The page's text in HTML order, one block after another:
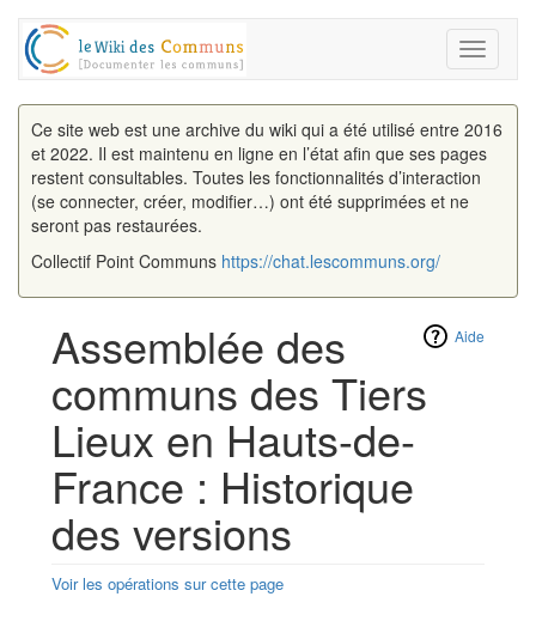
Toggle
Ce site web est une archive du wiki qui a été utilisé entre 2016
et 2022. Il est maintenu en ligne en l’état afin que ses pages
restent consultables. Toutes les fonctionnalités d’interaction
(se connecter, créer, modifier…) ont été supprimées et ne
seront pas restaurées.
Collectif Point Communs https://chat.lescommuns.org/
Aide
Assemblée des
communs des Tiers
Lieux en Hauts-de-
France : Historique
des versions
Voir les opérations sur cette page